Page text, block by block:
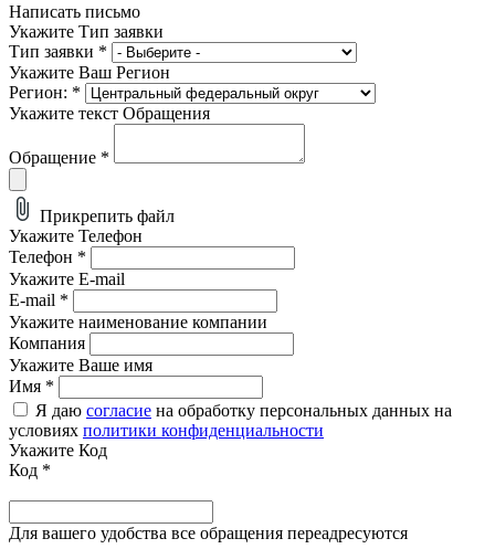
Написать письмо
Укажите Тип заявки
Тип заявки *
Укажите Ваш Регион
Регион: *
Укажите текст Обращения
Обращение *
Прикрепить файл
Укажите Телефон
Телефон *
Укажите E-mail
E-mail *
Укажите наименование компании
Компания
Укажите Ваше имя
Имя *
Я даю согласие на обработку персональных данных на
условиях политики конфиденциальности
Укажите Код
Код *
Для вашего удобства все обращения переадресуются